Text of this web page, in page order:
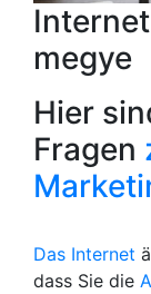
megye
Hier
Fragen
Das Internet
dass Sie die